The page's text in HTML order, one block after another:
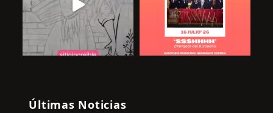
Últimas Noticias